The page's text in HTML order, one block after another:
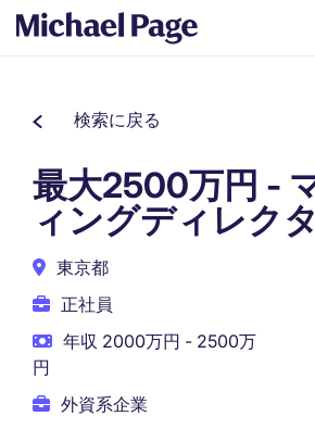
検索に戻る
最大2500万円 -
ィングディレク
東京都
正社員
年収 2000万円 - 2500万
円
外資系企業